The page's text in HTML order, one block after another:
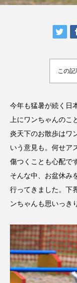
プライバシーポリシ
この
今年も猛暑が続く日
上にワンちゃんのこ
炎天下のお散歩はワ
いう意見も。何せア
傷つくことも心配で
そんな中、お盆休み
行ってきました。下
ンちゃんも思いっき